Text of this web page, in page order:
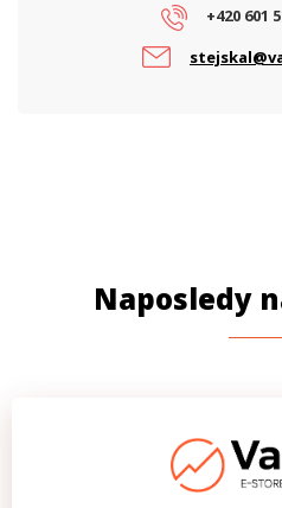
+420 601
Naposledy